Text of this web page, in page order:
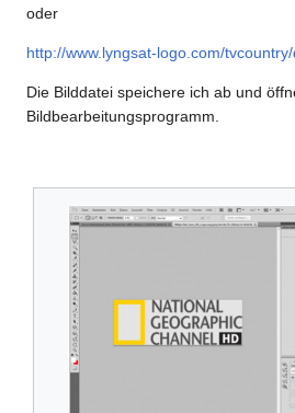
oder
http://www.lyngsat-logo.com/
Die Bilddatei speichere ich ab und
Bildbearbeitungsprogramm.